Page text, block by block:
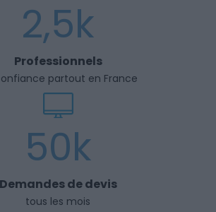
2,5k
Professionnels
partout en France
50k
Demandes de devis
tous les mois